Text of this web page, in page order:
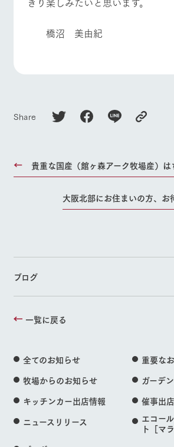
橋沼 美由紀
Share
貴重な国産（館ヶ森アーク牧場産）
大阪北部にお住まいの方、お
ブログ
一覧に戻る
全てのお知らせ
重要な
牧場からのお知らせ
ガーデ
キッチンカー出店情報
催事出
ニュースリリース
エコー
ト［マ